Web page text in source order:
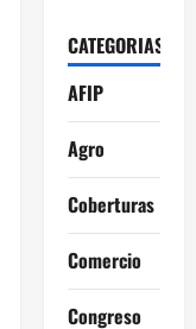
CATEGORIAS
AFIP
Agro
Coberturas
Comercio
Congreso